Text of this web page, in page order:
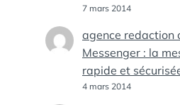
7 mars 2014
agence redaction
Messenger : la
rapide et
4 mars 2014